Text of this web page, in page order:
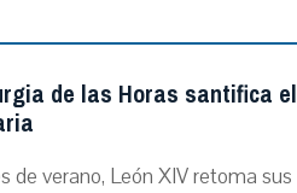
de las Horas santifica el
de verano, León XIV retoma sus